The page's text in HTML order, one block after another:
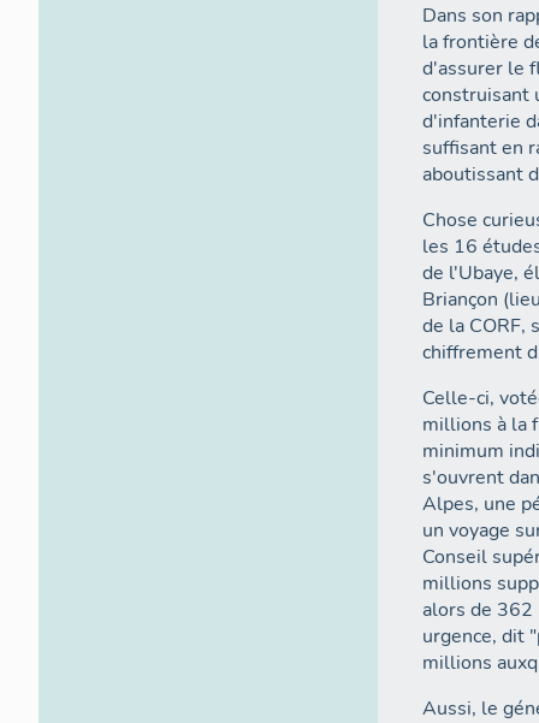
Dans son
la frontière
d'assurer le
construisant
d'infanterie
suffisant en
aboutissant
Chose
les 16
de l'Ubaye,
Briançon
de la CORF,
chiffrement
Celle-ci,
millions à la
minimum
s'ouvrent
Alpes, une
un voyage
Conseil
millions
alors de
urgence, dit
millions
Aussi, le